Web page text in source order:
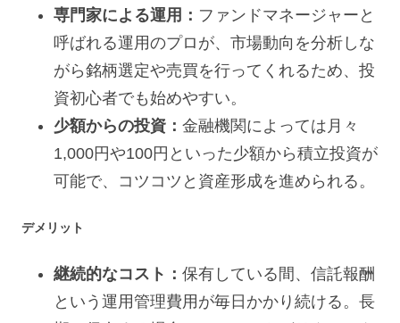
専門家による運用： ファンドマネージャーと
呼ばれる運用のプロが、市場動向を分析しな
がら銘柄選定や売買を行ってくれるため、投
資初心者でも始めやすい。
少額からの投資： 金融機関によっては月々
1,000円や100円といった少額から積立投資が
可能で、コツコツと資産形成を進められる。
デメリット
継続的なコスト： 保有している間、信託報酬
という運用管理費用が毎日かかり続ける。長